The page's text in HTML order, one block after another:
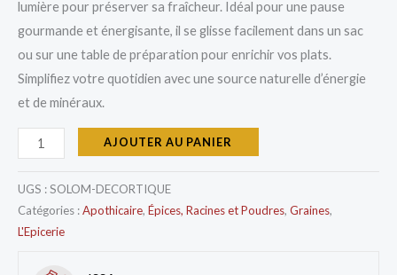
lumière pour préserver sa fraîcheur. Idéal pour une pause
gourmande et énergisante, il se glisse facilement dans un sac
ou sur une table de préparation pour enrichir vos plats.
Simplifiez votre quotidien avec une source naturelle d’énergie
et de minéraux.
AJOUTER AU PANIER
UGS :SOLOM-DECORTIQUE
Catégories :Apothicaire, Épices, Racines et Poudres, Graines,
L'Epicerie